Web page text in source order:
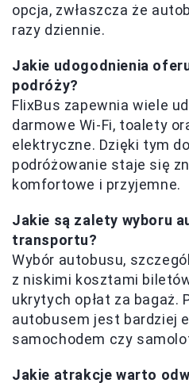
opcja, zwłaszcza że
razy dziennie.
Jakie udogodnienia
podróży?
FlixBus zapewnia wiele
darmowe Wi-Fi, toalety
elektryczne. Dzięki tym
podróżowanie staje się
komfortowe i przyjemne.
Jakie są zalety wyboru
transportu?
Wybór autobusu,
z niskimi kosztami
ukrytych opłat za bagaż.
autobusem jest bardziej
samochodem czy
Jakie atrakcje warto